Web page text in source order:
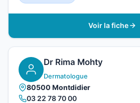
Voir la fiche
Dr Rima Mohty
Dermatologue
80500 Montdidier
03 22 78 70 00